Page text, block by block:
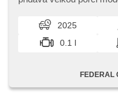
2025
0.1 l
FEDERAL